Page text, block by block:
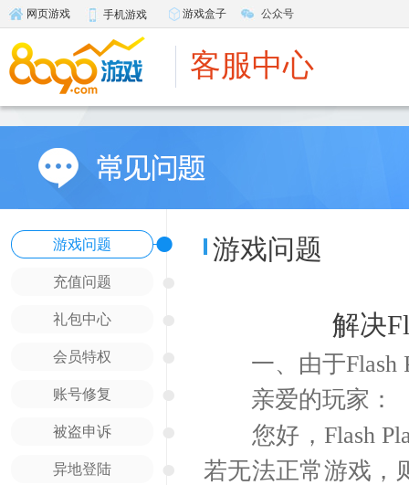
网页游戏 手机游戏 游戏盒子 公众号
客服中心
游戏问题 ●
充值问题
礼包中心
会员特权
账号修复
被盗申诉
异地登陆
游戏问题
解决
一、由于Flash
亲爱的玩家：
您好，Flash
若无法正常游戏，